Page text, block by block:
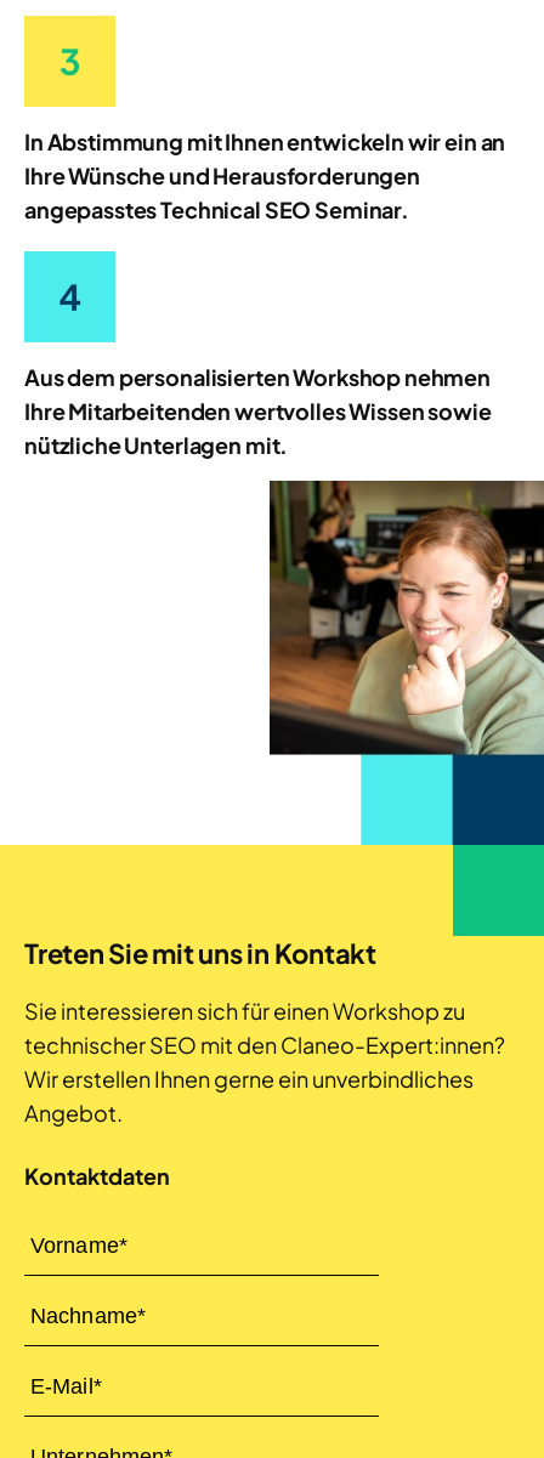
In Abstimmung mit Ihnen entwickeln wir ein an
Ihre Wünsche und Herausforderungen
angepasstes Technical SEO Seminar.
Aus dem personalisierten Workshop nehmen
Ihre Mitarbeitenden wertvolles Wissen sowie
nützliche Unterlagen mit.
Treten Sie mit uns in Kontakt
Sie interessieren sich für einen Workshop zu
technischer SEO mit den Claneo-Expert:innen?
Wir erstellen Ihnen gerne ein unverbindliches
Angebot.
Kontaktdaten